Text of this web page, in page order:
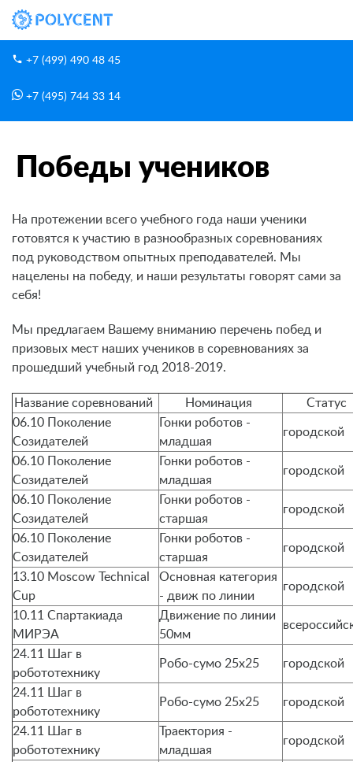
+7 (499) 490 48 45
+7 (495) 744 33 14
Победы учеников
На протежении всего учебного года наши ученики
готовятся к участию в разнообразных соревнованиях
под руководством опытных преподавателей. Мы
нацелены на победу, и наши результаты говорят сами за
себя!
Мы предлагаем Вашему вниманию перечень побед и
призовых мест наших учеников в соревнованиях за
прошедший учебный год 2018-2019.
Название соревнований Номинация
Статус
06.10 Поколение
Созидателей
Гонки роботов -
младшая
городской
06.10 Поколение
Созидателей
Гонки роботов -
младшая
городской
06.10 Поколение
Созидателей
Гонки роботов -
старшая
городской
06.10 Поколение
Созидателей
Гонки роботов -
старшая
городской
13.10 Moscow Technical
Cup
Основная категория
- движ по линии
городской
10.11 Спартакиада
МИРЭА
Движение по линии
50мм
24.11 Шаг в
робототехнику
Робо-сумо 25х25 городской
24.11 Шаг в
робототехнику
Робо-сумо 25х25 городской
24.11 Шаг в
робототехнику
Траектория -
младшая
городской